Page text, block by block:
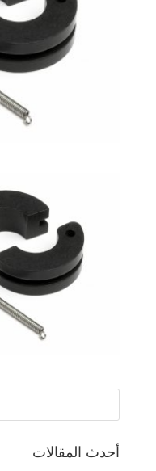
أحدث المقالات